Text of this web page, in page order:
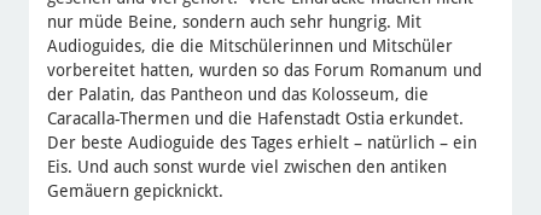
nur müde Beine, sondern auch sehr hungrig. Mit
Audioguides, die die Mitschülerinnen und Mitschüler
vorbereitet hatten, wurden so das Forum Romanum und
der Palatin, das Pantheon und das Kolosseum, die
Caracalla-Thermen und die Hafenstadt Ostia erkundet.
Der beste Audioguide des Tages erhielt – natürlich – ein
Eis. Und auch sonst wurde viel zwischen den antiken
Gemäuern gepicknickt.